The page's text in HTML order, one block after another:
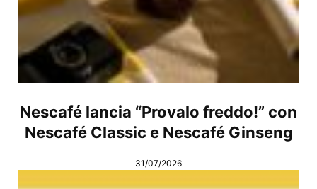
Nescafé lancia “Provalo freddo!” con
Nescafé Classic e Nescafé Ginseng
31/07/2026